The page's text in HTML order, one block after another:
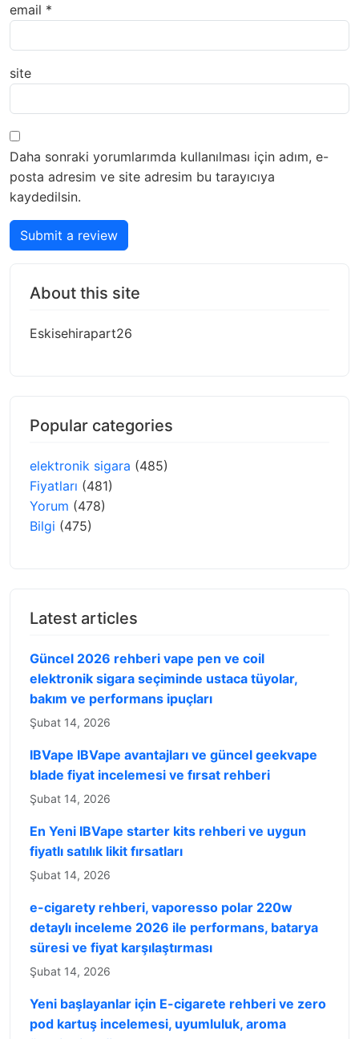
email *
site
Daha sonraki yorumlarımda kullanılması için adım, e-
posta adresim ve site adresim bu tarayıcıya
kaydedilsin.
Submit a review
About this site
Eskisehirapart26
Popular categories
elektronik sigara (485)
Fiyatları (481)
Yorum (478)
Bilgi (475)
Latest articles
Güncel 2026 rehberi vape pen ve coil
elektronik sigara seçiminde ustaca tüyolar,
bakım ve performans ipuçları
Şubat 14, 2026
IBVape IBVape avantajları ve güncel geekvape
blade fiyat incelemesi ve fırsat rehberi
Şubat 14, 2026
En Yeni IBVape starter kits rehberi ve uygun
fiyatlı satılık likit fırsatları
Şubat 14, 2026
e-cigarety rehberi, vaporesso polar 220w
detaylı inceleme 2026 ile performans, batarya
süresi ve fiyat karşılaştırması
Şubat 14, 2026
Yeni başlayanlar için E-cigarete rehberi ve zero
pod kartuş incelemesi, uyumluluk, aroma